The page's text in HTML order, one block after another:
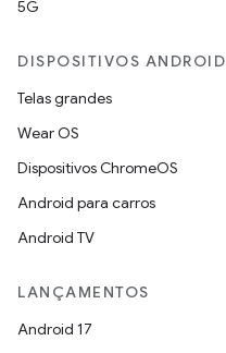
5G
DISPOSITIVOS ANDROID
Telas grandes
Wear OS
Dispositivos ChromeOS
Android para carros
Android TV
LANÇAMENTOS
Android 17